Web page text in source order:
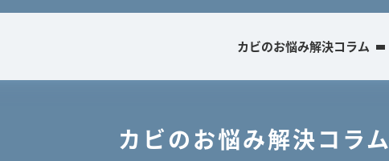
カビのお悩み解決コラム
カビのお悩み解決コラム